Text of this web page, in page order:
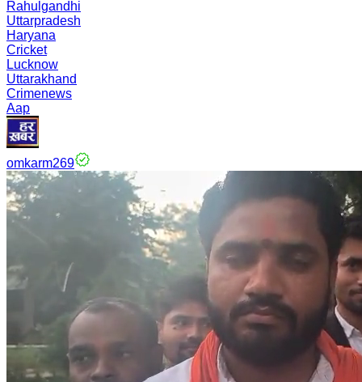
Rahulgandhi
Uttarpradesh
Haryana
Cricket
Lucknow
Uttarakhand
Crimenews
Aap
omkarm269